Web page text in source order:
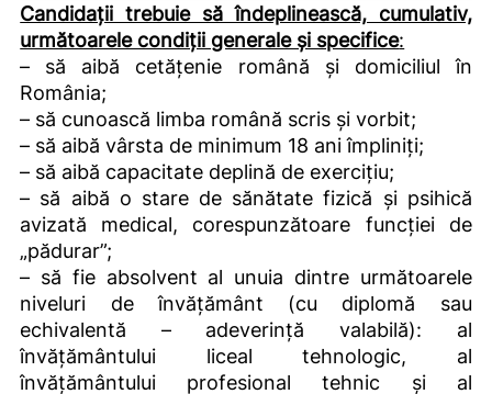
Candidații trebuie să îndeplinească, cumulativ,
următoarele condiții generale și specifice:
– să aibă cetățenie română și domiciliul în
România;
– să cunoască limba română scris și vorbit;
– să aibă vârsta de minimum 18 ani împliniți;
– să aibă capacitate deplină de exercițiu;
– să aibă o stare de sănătate fizică și psihică
avizată medical, corespunzătoare funcției de
„pădurar”;
– să fie absolvent al unuia dintre următoarele
niveluri de învățământ (cu diplomă sau
echivalentă – adeverință valabilă): al
învățământului liceal tehnologic, al
învățământului profesional tehnic și al